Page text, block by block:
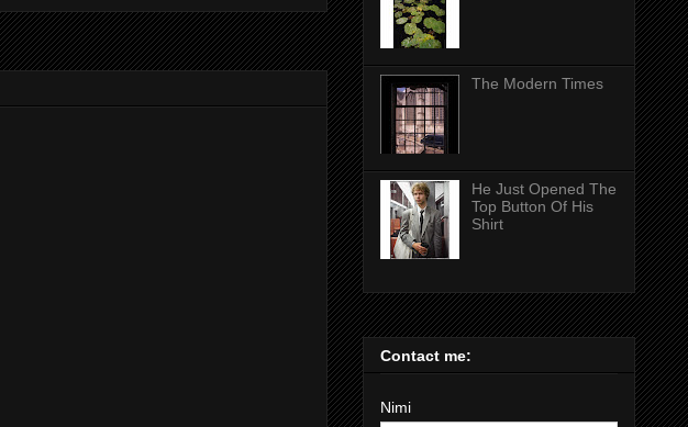
The Modern Times
He Just Opened The
Top Button Of His
Shirt
Contact me:
Nimi